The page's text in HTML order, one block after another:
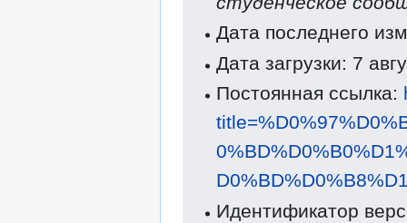
Дата последнего
Дата загрузки: 7
Постоянная ссылка:
Идентификатор